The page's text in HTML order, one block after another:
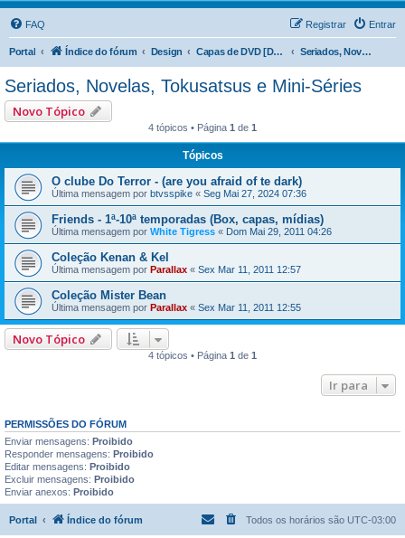
FAQ Entrar
Registrar
Portal Índice do fórum Design Capas de DVD [DVD Covers] Seriados, Novelas, Tokusatsus e Mini-Séries
Seriados, Novelas, Tokusatsus e Mini-Séries
Novo Tópico
4 tópicos • Página 1 de 1
Tópicos
O clube Do Terror - (are you afraid of te dark)
Última mensagem por btvsspike « Seg Mai 27, 2024 07:36
Friends - 1ª-10ª temporadas (Box, capas, mídias)
Última mensagem por White Tigress « Dom Mai 29, 2011 04:26
Coleção Kenan & Kel
Última mensagem por Parallax « Sex Mar 11, 2011 12:57
Coleção Mister Bean
Última mensagem por Parallax « Sex Mar 11, 2011 12:55
Novo Tópico
4 tópicos • Página 1 de 1
Ir para
PERMISSÕES DO FÓRUM
Enviar mensagens: Proibido
Responder mensagens: Proibido
Editar mensagens: Proibido
Excluir mensagens: Proibido
Enviar anexos: Proibido
Portal Índice do fórum Todos os horários são UTC-03:00